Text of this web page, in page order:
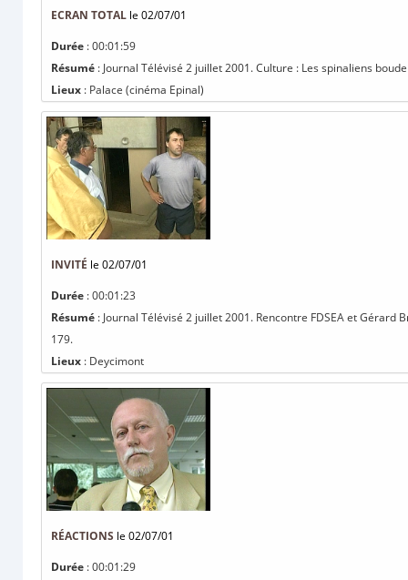
ECRAN TOTAL le 02/07/01
Durée : 00:01:59
Résumé : Journal Télévisé 2 juillet 2001. Culture : Les spinaliens
Lieux : Palace (cinéma Epinal)
INVITÉ le 02/07/01
Durée : 00:01:23
Résumé : Journal Télévisé 2 juillet 2001. Rencontre FDSEA et
179.
Lieux : Deycimont
RÉACTIONS le 02/07/01
Durée : 00:01:29